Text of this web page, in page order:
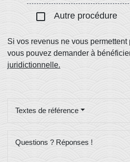
check_box_outline_blank Autre procédure
Si vos revenus ne vous
vous pouvez demander à
juridictionnelle.
Textes de référence
Questions ? Réponses !